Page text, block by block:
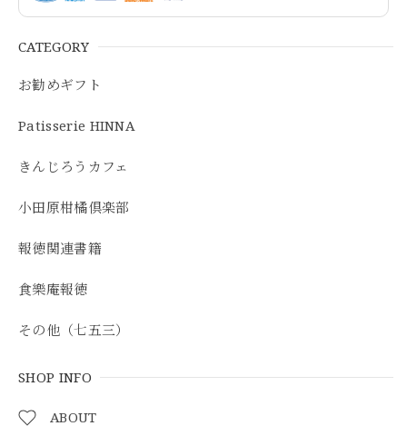
CATEGORY
お勧めギフト
Patisserie HINNA
きんじろうカフェ
小田原柑橘倶楽部
報徳関連書籍
食樂庵報徳
その他（七五三）
SHOP INFO
ABOUT